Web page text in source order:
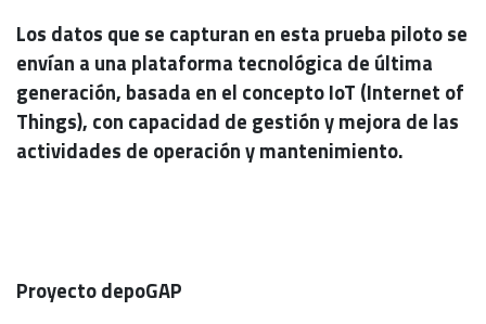
Los datos que se capturan en esta prueba piloto se
envían a una plataforma tecnológica de última
generación, basada en el concepto IoT (Internet of
Things), con capacidad de gestión y mejora de las
actividades de operación y mantenimiento.
Proyecto depoGAP